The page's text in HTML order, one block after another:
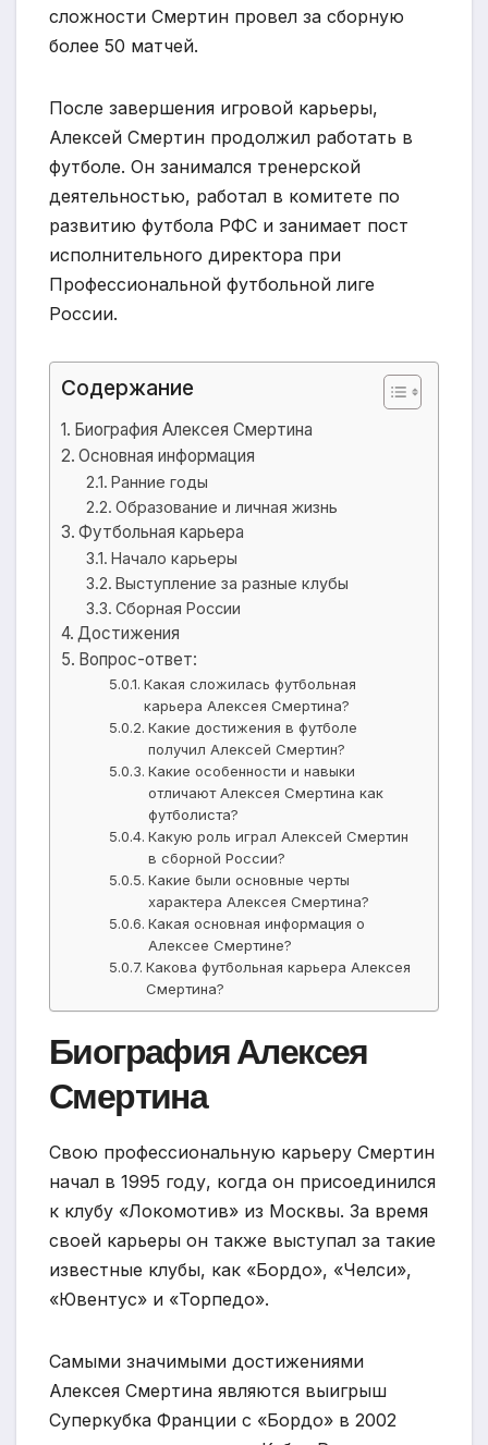
сложности Смертин провел за сборную
более 50 матчей.
После завершения игровой карьеры,
Алексей Смертин продолжил работать в
футболе. Он занимался тренерской
деятельностью, работал в комитете по
развитию футбола РФС и занимает пост
исполнительного директора при
Профессиональной футбольной лиге
России.
Содержание
Биография Алексея Смертина
Основная информация
Ранние годы
Образование и личная жизнь
Футбольная карьера
Начало карьеры
Выступление за разные клубы
Сборная России
Достижения
Вопрос-ответ:
Какая сложилась футбольная
карьера Алексея Смертина?
Какие достижения в футболе
получил Алексей Смертин?
Какие особенности и навыки
отличают Алексея Смертина как
футболиста?
Какую роль играл Алексей Смертин
в сборной России?
Какие были основные черты
характера Алексея Смертина?
Какая основная информация о
Алексее Смертине?
Какова футбольная карьера Алексея
Смертина?
Биография Алексея
Смертина
Свою профессиональную карьеру Смертин
начал в 1995 году, когда он присоединился
к клубу «Локомотив» из Москвы. За время
своей карьеры он также выступал за такие
известные клубы, как «Бордо», «Челси»,
«Ювентус» и «Торпедо».
Самыми значимыми достижениями
Алексея Смертина являются выигрыш
Суперкубка Франции с «Бордо» в 2002